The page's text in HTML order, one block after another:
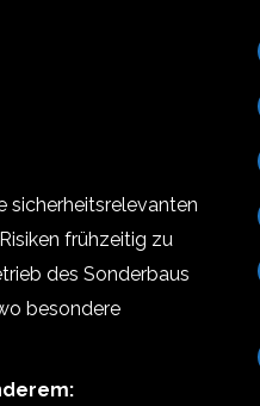
sicherheitsrelevanten
frühzeitig zu
des Sonderbaus
besondere